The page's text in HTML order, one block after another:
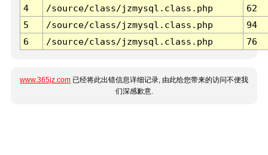
4
/source/class/jzmysql.class.php
62
5
/source/class/jzmysql.class.php
94
6
/source/class/jzmysql.class.php 76
www.365jz.com 已经将此出错信息详细记录, 由此给您带来的访问不便我
们深感歉意.